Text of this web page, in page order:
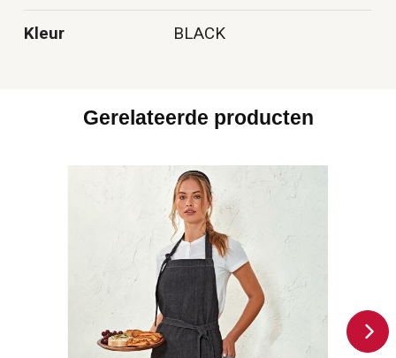
Kleur BLACK
Gerelateerde producten